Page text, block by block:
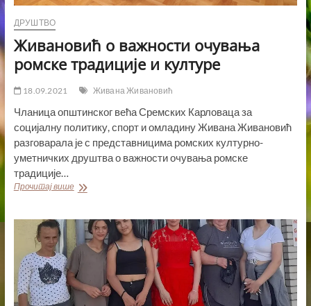
ДРУШТВО
Живановић о важности очувања
ромске традиције и културе
18.09.2021 Живана Живановић
Чланица општинског већа Сремских Карловаца за
социјалну политику, спорт и омладину Живана Живановић
разговарала је с представницима ромских културно-
уметничких друштва о важности очувања ромске
традиције…
Прочитај вишеЖивановић
очувања
ромске
традиције
културе